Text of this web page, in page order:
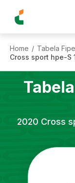
Home / Tabela Fipe
Cross sport hpe-S
2020 Cross